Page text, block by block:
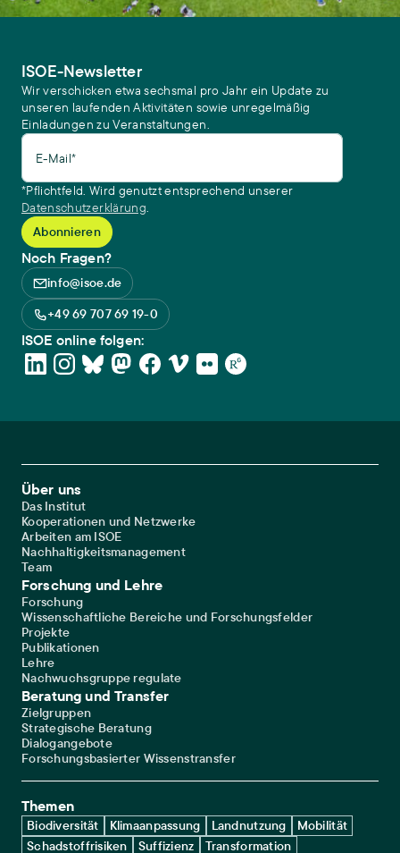
ISOE-Newsletter
Wir verschicken etwa sechsmal pro Jahr ein Update zu
unseren laufenden Aktivitäten sowie unregelmäßig
Einladungen zu Veranstaltungen.
E-Mail*
*Pflichtfeld. Wird genutzt entsprechend unserer
Datenschutzerklärung.
Noch Fragen?
info@isoe.de
+49 69 707 69 19-0
ISOE online folgen:
Footer Main Navigation
Über uns
Das Institut
Kooperationen und Netzwerke
Arbeiten am ISOE
Nachhaltigkeitsmanagement
Team
Forschung und Lehre
Forschung
Wissenschaftliche Bereiche und Forschungsfelder
Projekte
Publikationen
Lehre
Nachwuchsgruppe regulate
Beratung und Transfer
Zielgruppen
Strategische Beratung
Dialogangebote
Forschungsbasierter Wissenstransfer
Themen
Biodiversität Klimaanpassung Landnutzung
Mobilität
Schadstoffrisiken
Suffizienz Transformation